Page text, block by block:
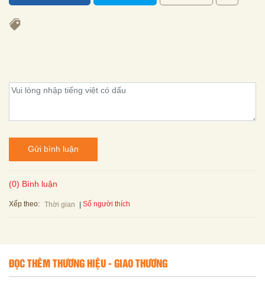
Gửi bình luận
(0) Bình luận
Xếp theo: Thời gian Số người thích
ĐỌC THÊM THƯƠNG HIỆU - GIAO THƯƠNG